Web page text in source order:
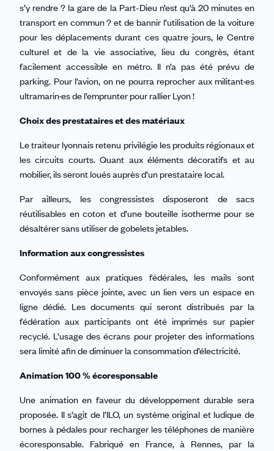
s’y rendre ? la gare de la Part-Dieu n’est qu’à 20 minutes en
transport en commun ? et de bannir l’utilisation de la voiture
pour les déplacements durant ces quatre jours, le Centre
culturel et de la vie associative, lieu du congrès, étant
facilement accessible en métro. Il n’a pas été prévu de
parking. Pour l’avion, on ne pourra reprocher aux militant·es
ultramarin·es de l’emprunter pour rallier Lyon !
Choix des prestataires et des matériaux
Le traiteur lyonnais retenu privilégie les produits régionaux et
les circuits courts. Quant aux éléments décoratifs et au
mobilier, ils seront loués auprès d’un prestataire local.
Par ailleurs, les congressistes disposeront de sacs
réutilisables en coton et d’une bouteille isotherme pour se
désaltérer sans utiliser de gobelets jetables.
Information aux congressistes
Conformément aux pratiques fédérales, les mails sont
envoyés sans pièce jointe, avec un lien vers un espace en
ligne dédié. Les documents qui seront distribués par la
fédération aux participants ont été imprimés sur papier
recyclé. L’usage des écrans pour projeter des informations
sera limité afin de diminuer la consommation d’électricité.
Animation 100 % écoresponsable
Une animation en faveur du développement durable sera
proposée. Il s’agit de l’ILO, un système original et ludique de
bornes à pédales pour recharger les téléphones de manière
écoresponsable. Fabriqué en France, à Rennes, par la